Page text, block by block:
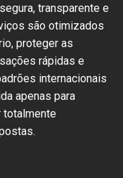
transparente e
são otimizados
proteger as
rápidas e
internacionais
apenas para
totalmente